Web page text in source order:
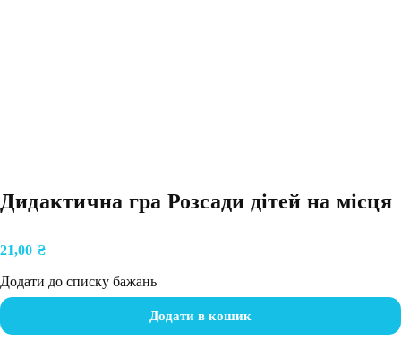
Дидактична гра Розсади дітей на місця
21,00 ₴
Додати до списку бажань
Додати в кошик